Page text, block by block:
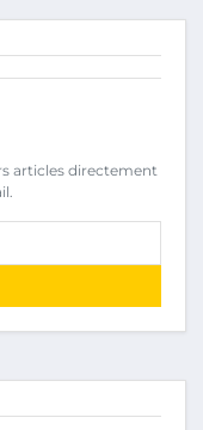
articles directement